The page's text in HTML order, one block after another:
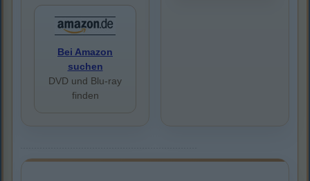
Bei Amazon
suchen
DVD und Blu-ray
finden